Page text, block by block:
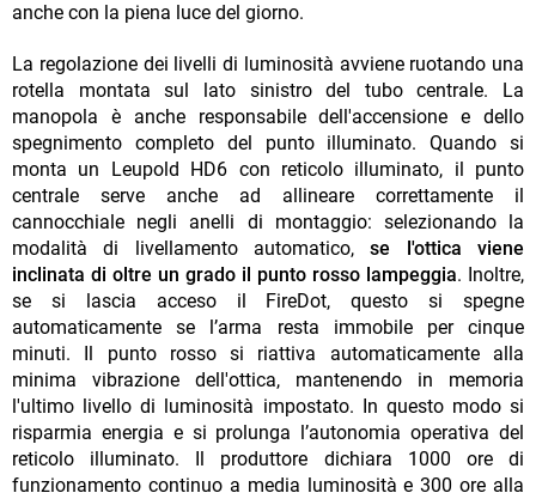
anche con la piena luce del giorno.
La regolazione dei livelli di luminosità avviene ruotando una
rotella montata sul lato sinistro del tubo centrale. La
manopola è anche responsabile dell'accensione e dello
spegnimento completo del punto illuminato. Quando si
monta un Leupold HD6 con reticolo illuminato, il punto
centrale serve anche ad allineare correttamente il
cannocchiale negli anelli di montaggio: selezionando la
modalità di livellamento automatico,se l'ottica viene
inclinata di oltre un grado il punto rosso lampeggia. Inoltre,
se si lascia acceso il FireDot, questo si spegne
automaticamente se l’arma resta immobile per cinque
minuti. Il punto rosso si riattiva automaticamente alla
minima vibrazione dell'ottica, mantenendo in memoria
l'ultimo livello di luminosità impostato. In questo modo si
risparmia energia e si prolunga l’autonomia operativa del
reticolo illuminato. Il produttore dichiara 1000 ore di
funzionamento continuo a media luminosità e 300 ore alla